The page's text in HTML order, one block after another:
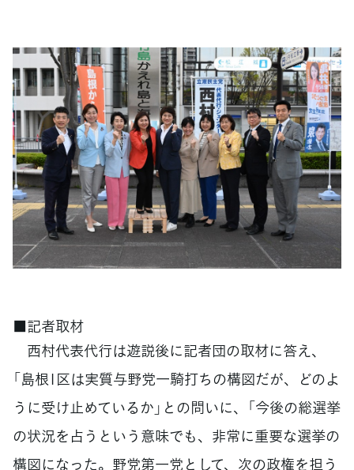
■記者取材
西村代表代行は遊説後に記者団の取材に答え、
「島根1区は実質与野党一騎打ちの構図だが、どのよ
うに受け止めているか」との問いに、「今後の総選挙
の状況を占うという意味でも、非常に重要な選挙の
構図になった。野党第一党として、次の政権を担う